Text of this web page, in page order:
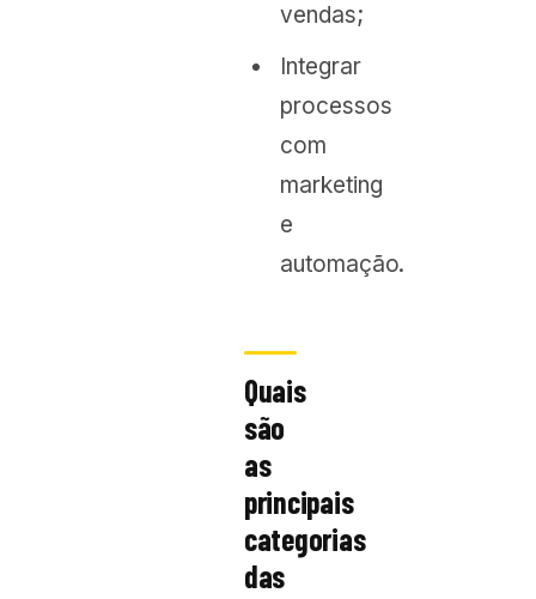
vendas;
Integrar
processos
com
marketing
e
automação.
Quais
são
as
principais
categorias
das